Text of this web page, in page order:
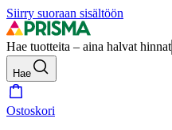
Siirry suoraan sisältöön
Hae tuotteita – aina halvat hinnat
Hae
Ostoskori